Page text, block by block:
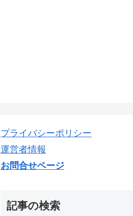
プライバシーポリシー
運営者情報
お問合せページ
記事の検索